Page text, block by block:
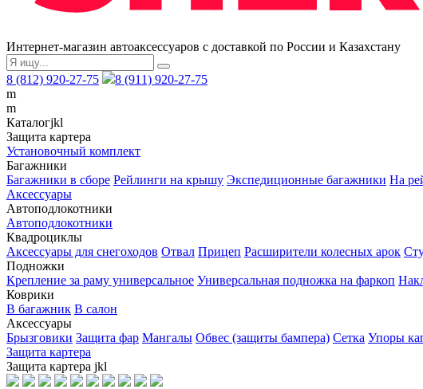
Интернет-магазин автоаксессуаров с доставкой по России и Казахстану
8 (812) 920-27-75
8 (911) 920-27-75
m
m
Каталогjkl
Защита картера
Установочный комплект
Багажники
Багажники в сборе Рейлинги на крышу Экспедиционные багажники На
Аксессуары
Автоподлокотники
Автоподлокотники
Квадроциклы
Аксессуары для снегоходов Отвал Прицеп Расширители колесных арок
Подножки
Крепление за раму универсальное Универсальная подножка на фаркоп
Коврики
В багажник В салон
Аксессуары
Брызговики Защита фар Мангалы Обвес (защиты бампера) Сетка Упоры
Защита картера
Защита картера jkl